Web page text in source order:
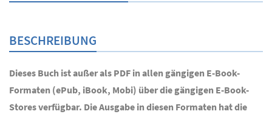
BESCHREIBUNG
Dieses Buch ist außer als PDF in allen gängigen E-Book-
Formaten (ePub, iBook, Mobi) über die gängigen E-Book-
Stores verfügbar. Die Ausgabe in diesen Formaten hat die